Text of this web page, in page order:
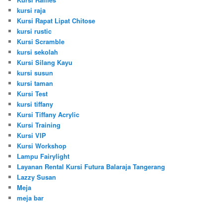
kursi raja
Kursi Rapat Lipat Chitose
kursi rustic
Kursi Scramble
kursi sekolah
Kursi Silang Kayu
kursi susun
kursi taman
Kursi Test
kursi tiffany
Kursi Tiffany Acrylic
Kursi Training
Kursi VIP
Kursi Workshop
Lampu Fairylight
Layanan Rental Kursi Futura Balaraja Tangerang
Lazzy Susan
Meja
meja bar